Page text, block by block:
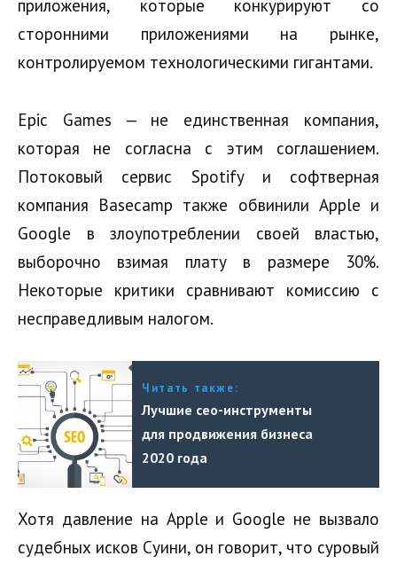
приложения, которые конкурируют со
сторонними приложениями на рынке,
контролируемом технологическими гигантами.
Epic Games — не единственная компания,
которая не согласна с этим соглашением.
Потоковый сервис Spotify и софтверная
компания Basecamp также обвинили Apple и
Google в злоупотреблении своей властью,
выборочно взимая плату в размере 30%.
Некоторые критики сравнивают комиссию с
несправедливым налогом.
Читать также:
Лучшие сео-инструменты
для продвижения бизнеса
2020 года
Хотя давление на Apple и Google не вызвало
судебных исков Суини, он говорит, что суровый